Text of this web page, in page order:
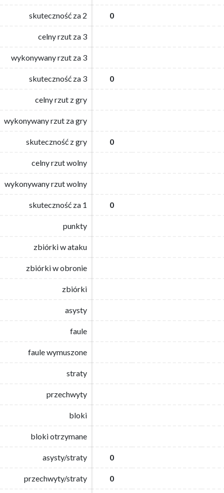
skuteczność za 2 0
celny rzut za 3
wykonywany rzut za 3
skuteczność za 3 0
celny rzut z gry
wykonywany rzut za gry
skuteczność z gry 0
celny rzut wolny
wykonywany rzut wolny
skuteczność za 1 0
punkty
zbiórki w ataku
zbiórki w obronie
zbiórki
asysty
faule
faule wymuszone
straty
przechwyty
bloki
bloki otrzymane
asysty/straty 0
przechwyty/straty 0
skuteczność za 2 0
celny rzut za 3
wykonywany rzut za 3
skuteczność za 3 0
celny rzut z gry
wykonywany rzut za gry
skuteczność z gry 0
celny rzut wolny
wykonywany rzut wolny
skuteczność za 1 0
punkty
zbiórki w ataku
zbiórki w obronie
zbiórki
asysty
faule
faule wymuszone
straty
przechwyty
bloki
bloki otrzymane
asysty/straty 0
przechwyty/straty 0